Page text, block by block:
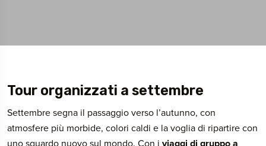
Tour organizzati a settembre
Settembre segna il passaggio verso l’autunno, con
atmosfere più morbide, colori caldi e la voglia di ripartire con
uno sguardo nuovo sul mondo. Con i